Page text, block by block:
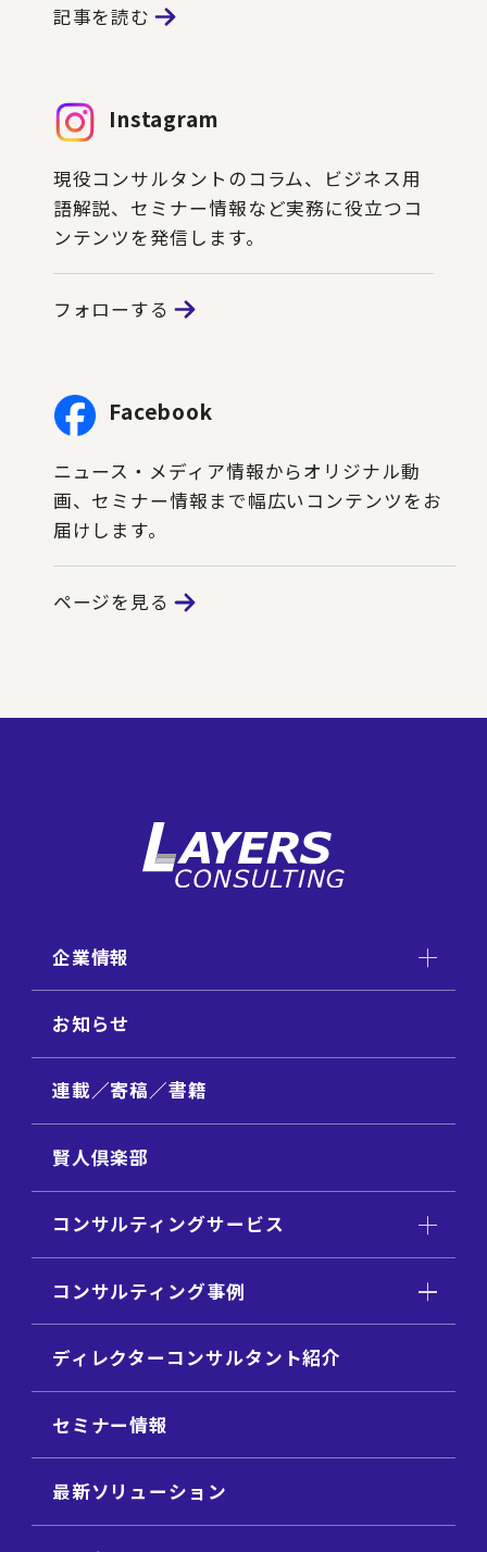
記事を読む
Instagram
現役コンサルタントのコラム、ビジネス用
語解説、セミナー情報など実務に役立つコ
ンテンツを発信します。
フォローする
Facebook
ニュース・メディア情報からオリジナル動
画、セミナー情報まで幅広いコンテンツをお
届けします。
ページを見る
企業情報
お知らせ
連載／寄稿／書籍
賢人倶楽部
コンサルティングサービス
コンサルティング事例
ディレクターコンサルタント紹介
セミナー情報
最新ソリューション